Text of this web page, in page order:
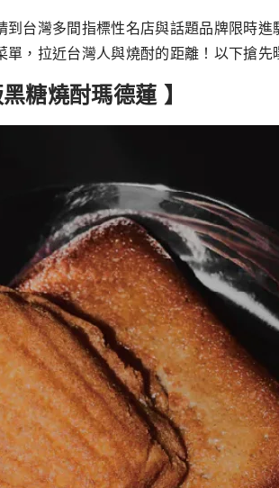
台灣多間指標性名店與話題品牌限時
，拉近台灣⼈與燒酎的距離！以下搶先
糖燒酎瑪德蓮 】